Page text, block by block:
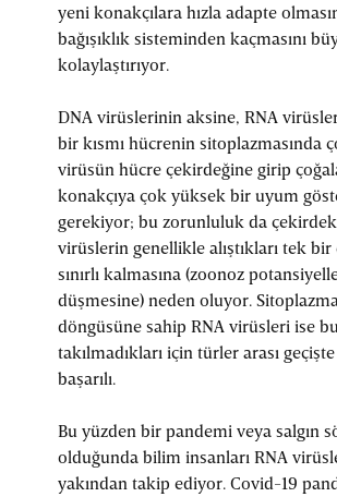
yeni konakçılara hızla adapte
bağışıklık sisteminden kaçmasını
kolaylaştırıyor.
DNA virüslerinin aksine, RNA
bir kısmı hücrenin sitoplazmasında
virüsün hücre çekirdeğine girip
konakçıya çok yüksek bir uyum
gerekiyor; bu zorunluluk da
virüslerin genellikle alıştıkları tek bir
sınırlı kalmasına (zoonoz
düşmesine) neden oluyor.
döngüsüne sahip RNA virüsleri ise
takılmadıkları için türler arası
başarılı.
Bu yüzden bir pandemi veya salgın
olduğunda bilim insanları RNA
yakından takip ediyor. Covid-19